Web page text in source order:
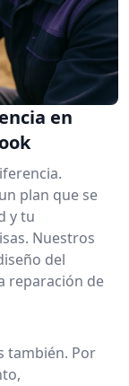
en
plan que se
y tu
Nuestros
del
reparación de
también. Por